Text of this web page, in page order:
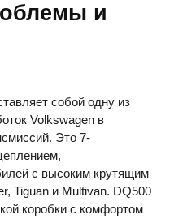
и
собой одну из
Volkswagen в
Это 7-
с высоким крутящим
Tiguan и Multivan. DQ500
коробки с комфортом